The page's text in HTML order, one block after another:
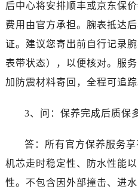
后中心将安排顺丰或京东保
费用由官方承担。腕表抵达
证。建议您寄出前自行记录
表带状态），以便核对。服
加防震材料寄回，全程可追踪
3、问：保养完成后质保
答：所有官方保养服务
机芯走时稳定性、防水性能
性。不包含因外部撞击、进